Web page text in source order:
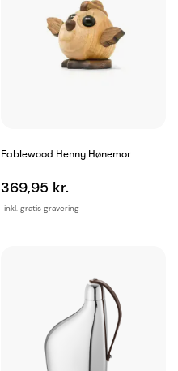
Fablewood Henny Hønemor
inkl. gratis gravering
369,95 kr.